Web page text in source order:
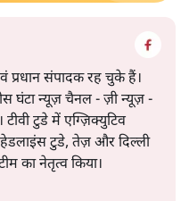
संपादक रह चुके हैं।
घंटा न्यूज़ चैनल - ज़ी न्यूज़ -
टुडे में एग्ज़िक्युटिव
टुडे, तेज़ और दिल्ली
का नेतृत्व किया।